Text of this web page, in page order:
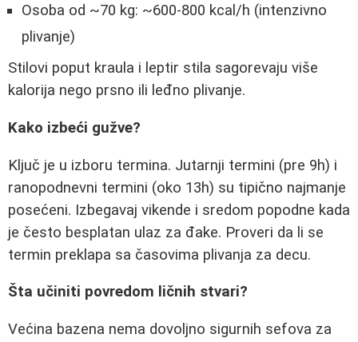
Osoba od ~70 kg: ~600-800 kcal/h (intenzivno
plivanje)
Stilovi poput kraula i leptir stila sagorevaju više
kalorija nego prsno ili leđno plivanje.
Kako izbeći gužve?
Ključ je u izboru termina. Jutarnji termini (pre 9h) i
ranopodnevni termini (oko 13h) su tipično najmanje
posećeni. Izbegavaj vikende i sredom popodne kada
je često besplatan ulaz za đake. Proveri da li se
termin preklapa sa časovima plivanja za decu.
Šta učiniti povredom ličnih stvari?
Većina bazena nema dovoljno sigurnih sefova za